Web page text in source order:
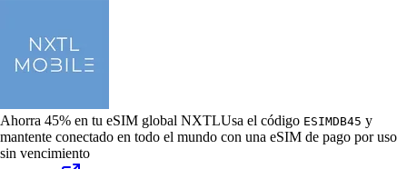
Ahorra 45% en tu eSIM global NXTLUsa el código ESIMDB45 y
mantente conectado en todo el mundo con una eSIM de pago por uso
sin vencimiento